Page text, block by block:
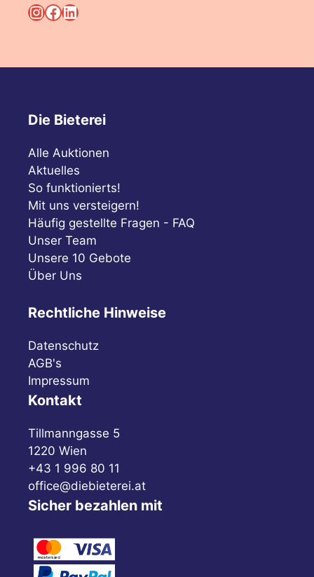
Instagram
Facebook
LinkedIn
Die Bieterei
Alle Auktionen
Aktuelles
So funktionierts!
Mit uns versteigern!
Häufig gestellte Fragen - FAQ
Unser Team
Unsere 10 Gebote
Über Uns
Rechtliche Hinweise
Datenschutz
AGB's
Impressum
Kontakt
Tillmanngasse 5
1220 Wien
+43 1 996 80 11
office@diebieterei.at
Sicher bezahlen mit